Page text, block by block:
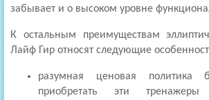
забывает и о высоком уровне
К остальным преимуществам
Лайф Гир относят следующие
разумная ценовая политика
приобретать эти